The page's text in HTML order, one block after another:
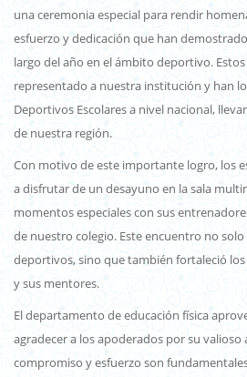
una ceremonia especial para rendir
esfuerzo y dedicación que han
largo del año en el ámbito deportivo.
representado a nuestra institución y han
Deportivos Escolares a nivel nacional,
de nuestra región.
Con motivo de este importante logro, los
a disfrutar de un desayuno en la sala
momentos especiales con sus
de nuestro colegio. Este encuentro no
deportivos, sino que también fortaleció
y sus mentores.
El departamento de educación física
agradecer a los apoderados por su valioso
compromiso y esfuerzo son